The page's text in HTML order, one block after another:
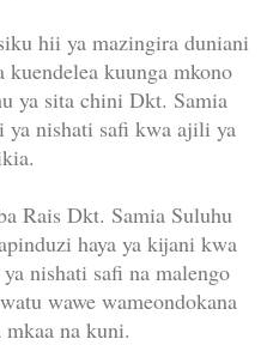
hii ya mazingira duniani
kuunga mkono
ya sita chini Dkt. Samia
ya nishati safi kwa ajili ya
Rais Dkt. Samia Suluhu
haya ya kijani kwa
nishati safi na malengo
wawe wameondokana
na kuni.